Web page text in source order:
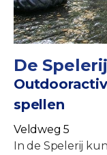
De
spellen
Veldweg 5
In de Spelerij